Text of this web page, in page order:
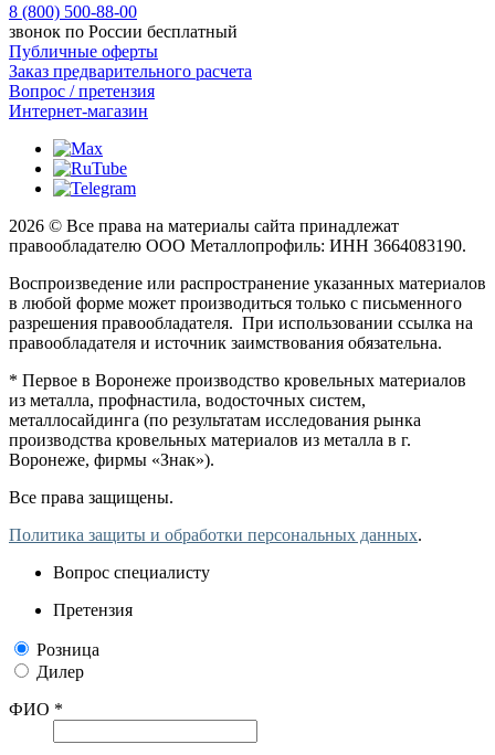
8 (800) 500-88-00
звонок по России бесплатный
Публичные оферты
Заказ предварительного расчета
Вопрос / претензия
Интернет-магазин
2026 © Все права на материалы сайта принадлежат
правообладателю ООО Металлопрофиль: ИНН 3664083190.
Воспроизведение или распространение указанных материалов
в любой форме может производиться только с письменного
разрешения правообладателя. При использовании ссылка на
правообладателя и источник заимствования обязательна.
* Первое в Воронеже производство кровельных материалов
из металла, профнастила, водосточных систем,
металлосайдинга (по результатам исследования рынка
производства кровельных материалов из металла в г.
Воронеже, фирмы «Знак»).
Все права защищены.
Политика защиты и обработки персональных данных.
Вопрос специалисту
Претензия
Розница
Дилер
ФИО *